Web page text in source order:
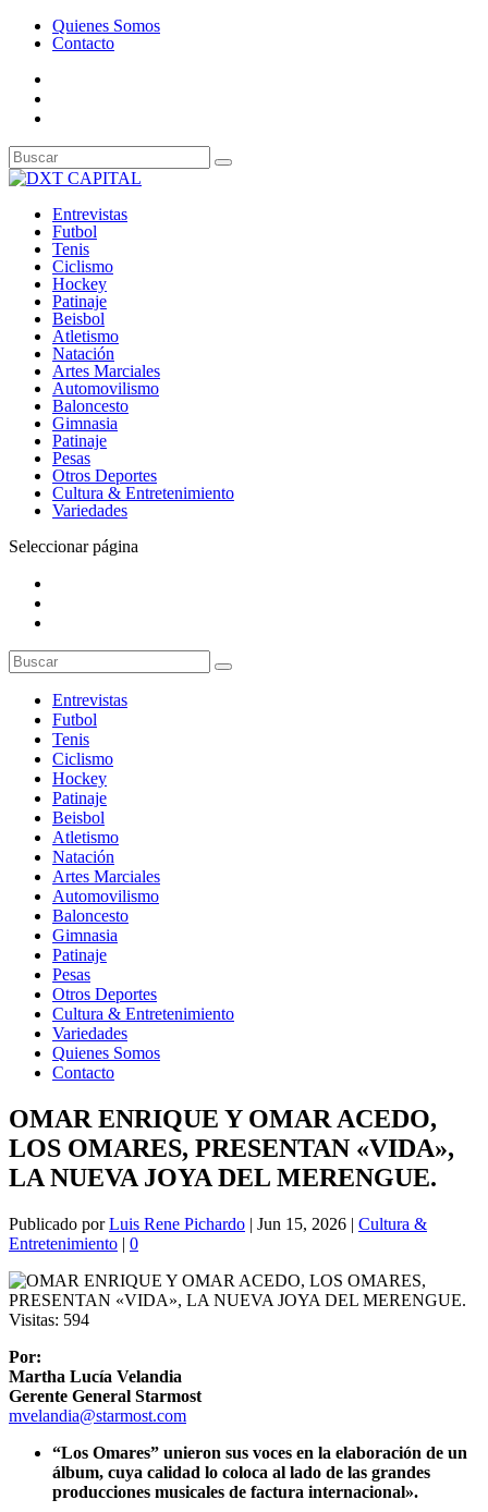
Quienes Somos
Contacto
Entrevistas
Futbol
Tenis
Ciclismo
Hockey
Patinaje
Beisbol
Atletismo
Natación
Artes Marciales
Automovilismo
Baloncesto
Gimnasia
Patinaje
Pesas
Otros Deportes
Cultura & Entretenimiento
Variedades
Seleccionar página
Entrevistas
Futbol
Tenis
Ciclismo
Hockey
Patinaje
Beisbol
Atletismo
Natación
Artes Marciales
Automovilismo
Baloncesto
Gimnasia
Patinaje
Pesas
Otros Deportes
Cultura & Entretenimiento
Variedades
Quienes Somos
Contacto
OMAR ENRIQUE Y OMAR ACEDO,
LOS OMARES, PRESENTAN «VIDA»,
LA NUEVA JOYA DEL MERENGUE.
Publicado porLuis Rene Pichardo | Jun 15, 2026 | Cultura &
Entretenimiento | 0
Visitas: 594
Por:
Martha Lucía Velandia
Gerente General Starmost
mvelandia@starmost.com
“Los Omares” unieron sus voces en la elaboración de un
álbum, cuya calidad lo coloca al lado de las grandes
producciones musicales de factura internacional».